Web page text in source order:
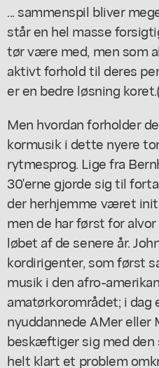
... sammenspil bliver
står en hel masse
tør være med, men som
aktivt forhold til deres
er en bedre løsning
Men hvordan forholder
kormusik i dette nyere
rytmesprog. Lige fra
30'erne gjorde sig til
der herhjemme været
men de har først for
løbet af de senere år.
kordirigenter, som først
musik i den afro-
amatørkorområdet; i dag
nyuddannede AMer eller
beskæftiger sig med den
helt klart et problem